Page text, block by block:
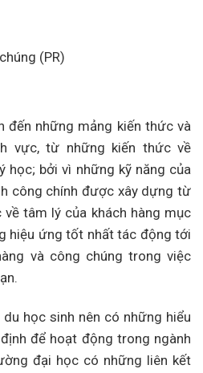
(PR)
đến những mảng kiến thức và
vực, từ những kiến thức về
học; bởi vì những kỹ năng của
công chính được xây dựng từ
tâm lý của khách hàng mục
hiệu ứng tốt nhất tác động tới
và công chúng trong việc
du học sinh nên có những hiểu
để hoạt động trong ngành
đại học có những liên kết